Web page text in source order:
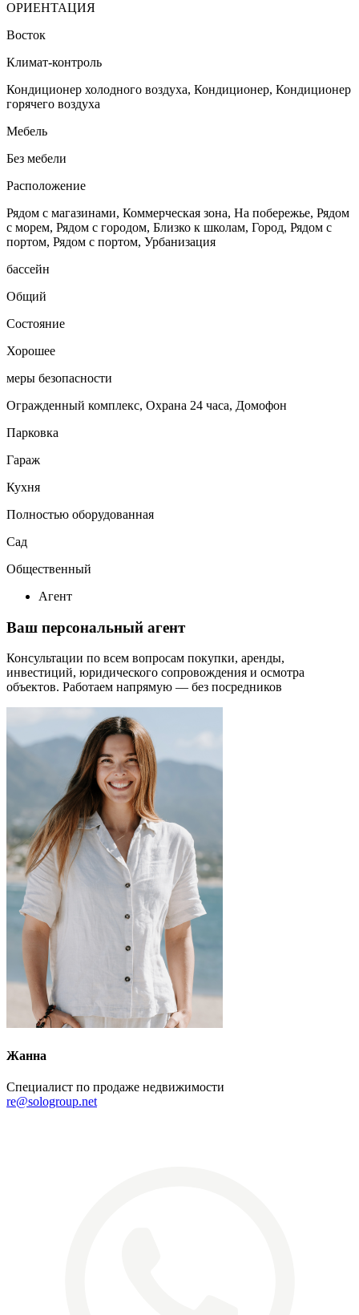
ОРИЕНТАЦИЯ
Восток
Климат-контроль
Кондиционер холодного воздуха, Кондиционер, Кондиционер
горячего воздуха
Мебель
Без мебели
Расположение
Рядом с магазинами, Коммерческая зона, На побережье, Рядом
с морем, Рядом с городом, Близко к школам, Город, Рядом с
портом, Рядом с портом, Урбанизация
бассейн
Общий
Состояние
Хорошее
меры безопасности
Огражденный комплекс, Охрана 24 часа, Домофон
Парковка
Гараж
Кухня
Полностью оборудованная
Сад
Общественный
Агент
Ваш персональный агент
Консультации по всем вопросам покупки, аренды,
инвестиций, юридического сопровождения и осмотра
объектов. Работаем напрямую — без посредников
Жанна
Специалист по продаже недвижимости
re@sologroup.net